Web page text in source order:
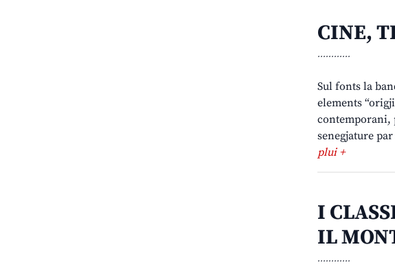
CINE,
............
Sul fonts la
elements
contemporani,
senegjature
plui +
I
IL
............